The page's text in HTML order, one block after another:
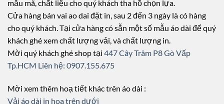
mẫu mã, chất liệu cho quý khách tha hồ chọn lựa.
Cửa hàng bán vai ao dai đặt in, sau 2 đến 3 ngày là có hàng
cho quý khách. Tại cửa hàng có sẵn một số mẫu áo dài để quý
khách ghé xem chất lượng vải, và chất lượng in.
Mời quý khách ghé shop tại 447 Cây Trâm P8 Gò Vấp
Tp.HCM Liên hệ: 0907.155.675
Mời xem thêm hoạ tiết khác trên áo dài :
Vải áo dài in hoa trên dưới